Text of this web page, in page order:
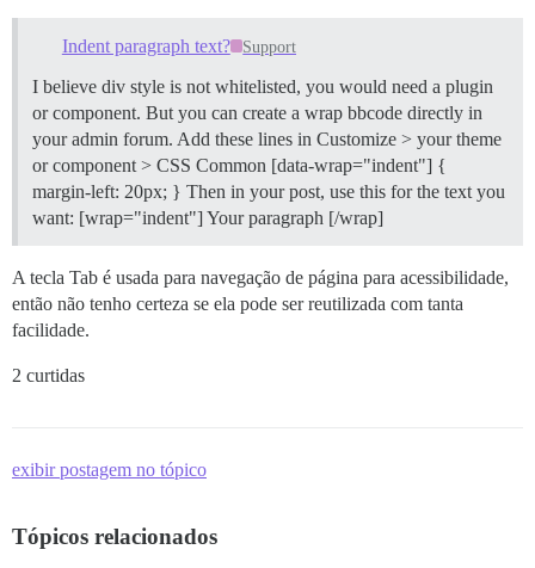
Indent paragraph text? Support
I believe div style is not whitelisted, you would need a plugin
or component. But you can create a wrap bbcode directly in
your admin forum. Add these lines in Customize > your theme
or component > CSS Common [data-wrap="indent"] {
margin-left: 20px; } Then in your post, use this for the text you
want: [wrap="indent"] Your paragraph [/wrap]
A tecla Tab é usada para navegação de página para acessibilidade,
então não tenho certeza se ela pode ser reutilizada com tanta
facilidade.
2 curtidas
exibir postagem no tópico
Tópicos relacionados